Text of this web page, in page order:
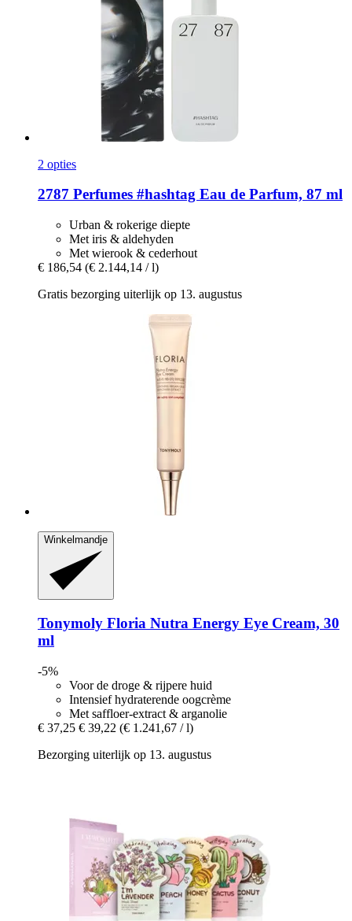
2 opties
2787 Perfumes #hashtag Eau de Parfum, 87 ml
Urban & rokerige diepte
Met iris & aldehyden
Met wierook & cederhout
€ 186,54 (€ 2.144,14 / l)
Gratis bezorging uiterlijk op 13. augustus
Winkelmandje
Tonymoly Floria Nutra Energy Eye Cream, 30
ml
-5%
Voor de droge & rijpere huid
Intensief hydraterende oogcrème
Met saffloer-extract & arganolie
€ 37,25 € 39,22 (€ 1.241,67 / l)
Bezorging uiterlijk op 13. augustus